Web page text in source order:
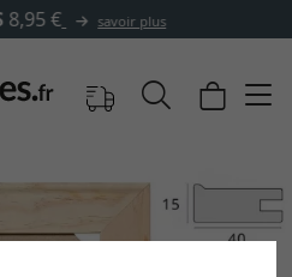
au choix